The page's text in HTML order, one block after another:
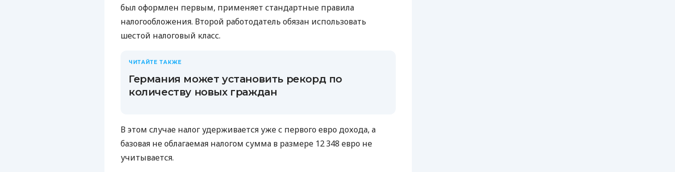
был оформлен первым, применяет стандартные правила
налогообложения. Второй работодатель обязан использовать
шестой налоговый класс.
ЧИТАЙТЕ ТАКЖЕ
Германия может установить рекорд по
количеству новых граждан
В этом случае налог удерживается уже с первого евро дохода, а
базовая не облагаемая налогом сумма в размере 12 348 евро не
учитывается.